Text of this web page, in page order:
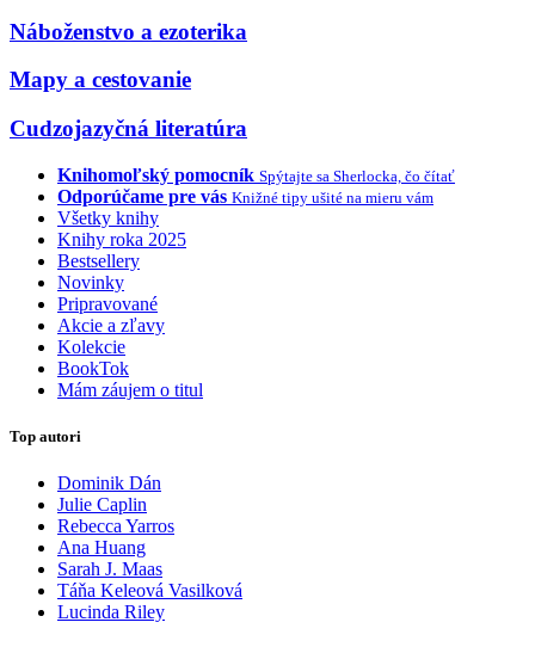
Náboženstvo a ezoterika
Mapy a cestovanie
Cudzojazyčná literatúra
Knihomoľský pomocník Spýtajte sa Sherlocka, čo čítať
Odporúčame pre vás Knižné tipy ušité na mieru vám
Všetky knihy
Knihy roka 2025
Bestsellery
Novinky
Pripravované
Akcie a zľavy
Kolekcie
BookTok
Mám záujem o titul
Top autori
Dominik Dán
Julie Caplin
Rebecca Yarros
Ana Huang
Sarah J. Maas
Táňa Keleová Vasilková
Lucinda Riley